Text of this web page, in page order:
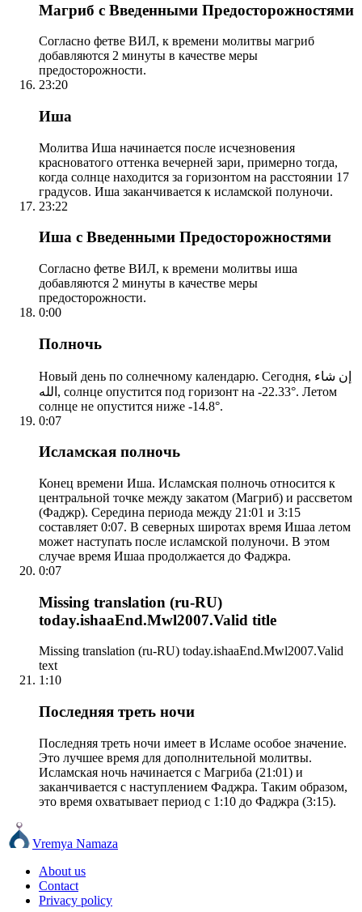
Магриб с Введенными Предосторожностями
Согласно фетве ВИЛ, к времени молитвы магриб
добавляются 2 минуты в качестве меры
предосторожности.
23:20
Иша
Молитва Иша начинается после исчезновения
красноватого оттенка вечерней зари, примерно тогда,
когда солнце находится за горизонтом на расстоянии 17
градусов. Иша заканчивается к исламской полуночи.
23:22
Иша с Введенными Предосторожностями
Согласно фетве ВИЛ, к времени молитвы иша
добавляются 2 минуты в качестве меры
предосторожности.
0:00
Полночь
Новый день по солнечному календарю. Сегодня, إن شاء
الله, солнце опустится под горизонт на -22.33°. Летом
солнце не опустится ниже -14.8°.
0:07
Исламская полночь
Конец времени Иша. Исламская полночь относится к
центральной точке между закатом (Магриб) и рассветом
(Фаджр). Середина периода между 21:01 и 3:15
составляет 0:07. В северных широтах время Ишаа летом
может наступать после исламской полуночи. В этом
случае время Ишаа продолжается до Фаджра.
0:07
Missing translation (ru-RU)
today.ishaaEnd.Mwl2007.Valid title
Missing translation (ru-RU) today.ishaaEnd.Mwl2007.Valid
text
1:10
Последняя треть ночи
Последняя треть ночи имеет в Исламе особое значение.
Это лучшее время для дополнительной молитвы.
Исламская ночь начинается с Магриба (21:01) и
заканчивается с наступлением Фаджра. Таким образом,
это время охватывает период с 1:10 до Фаджра (3:15).
Vremya Namaza
About us
Contact
Privacy policy